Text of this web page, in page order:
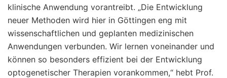
klinische Anwendung vorantreibt. „Die Entwicklung
neuer Methoden wird hier in Göttingen eng mit
wissenschaftlichen und geplanten medizinischen
Anwendungen verbunden. Wir lernen voneinander und
können so besonders effizient bei der Entwicklung
optogenetischer Therapien vorankommen,“ hebt Prof.